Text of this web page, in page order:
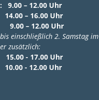
9.00 – 12.00 Uhr
– 16.00 Uhr
– 12.00 Uhr
einschließlich 2. Samstag im
zusätzlich:
- 17.00 Uhr
- 12.00 Uhr